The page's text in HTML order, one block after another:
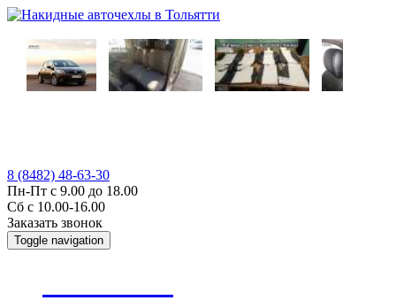
8 (8482) 48-63-30
Пн-Пт с 9.00 до 18.00
Сб с 10.00-16.00
Заказать звонок
Toggle navigation